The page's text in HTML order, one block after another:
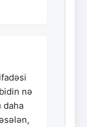
nə
daha